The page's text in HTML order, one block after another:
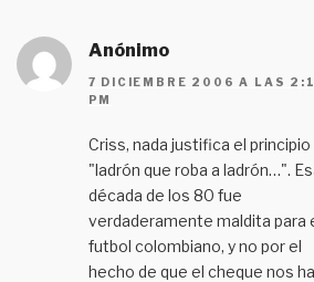
Anónimo
7 DICIEMBRE 2006 A LAS
PM
Criss, nada justifica el principio
"ladrón que roba a ladrón…".
década de los 80 fue
verdaderamente maldita para
futbol colombiano, y no por el
hecho de que el cheque nos